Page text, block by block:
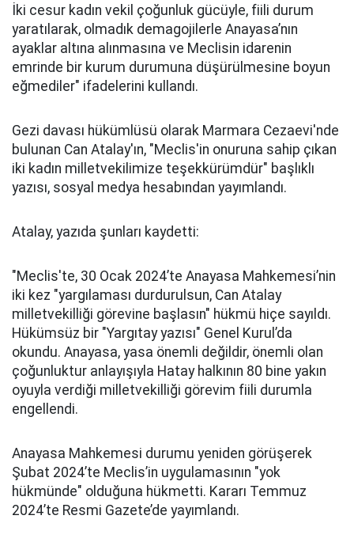
İki cesur kadın vekil çoğunluk gücüyle, fiili durum
yaratılarak, olmadık demagojilerle Anayasa’nın
ayaklar altına alınmasına ve Meclisin idarenin
emrinde bir kurum durumuna düşürülmesine boyun
eğmediler" ifadelerini kullandı.
Gezi davası hükümlüsü olarak Marmara Cezaevi'nde
bulunan Can Atalay'ın, "Meclis'in onuruna sahip çıkan
iki kadın milletvekilimize teşekkürümdür" başlıklı
yazısı, sosyal medya hesabından yayımlandı.
Atalay, yazıda şunları kaydetti:
"Meclis'te, 30 Ocak 2024’te Anayasa Mahkemesi’nin
iki kez "yargılaması durdurulsun, Can Atalay
milletvekilliği görevine başlasın" hükmü hiçe sayıldı.
Hükümsüz bir "Yargıtay yazısı" Genel Kurul’da
okundu. Anayasa, yasa önemli değildir, önemli olan
çoğunluktur anlayışıyla Hatay halkının 80 bine yakın
oyuyla verdiği milletvekilliği görevim fiili durumla
engellendi.
Anayasa Mahkemesi durumu yeniden görüşerek
Şubat 2024’te Meclis’in uygulamasının "yok
hükmünde" olduğuna hükmetti. Kararı Temmuz
2024’te Resmi Gazete’de yayımlandı.